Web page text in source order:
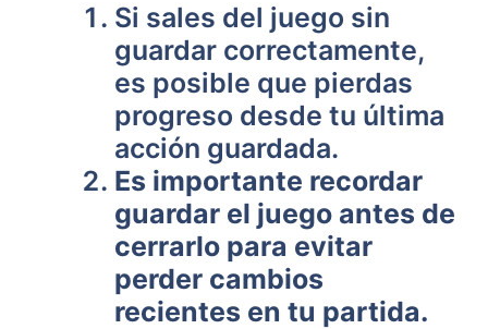
Si sales del juego sin
guardar correctamente,
es posible que pierdas
progreso desde tu última
acción guardada.
Es importante recordar
guardar el juego antes de⁢
cerrarlo para evitar
perder cambios
recientes ‍en tu partida.